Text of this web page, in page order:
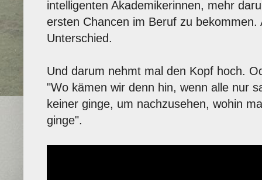
intelligenten Akademikerinnen, mehr
ersten Chancen im Beruf zu
Unterschied.
Und darum nehmt mal den Kopf hoch.
"Wo kämen wir denn hin, wenn alle nur
keiner ginge, um nachzusehen, wohin
ginge".